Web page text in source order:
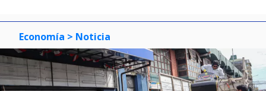
Economía > Noticia